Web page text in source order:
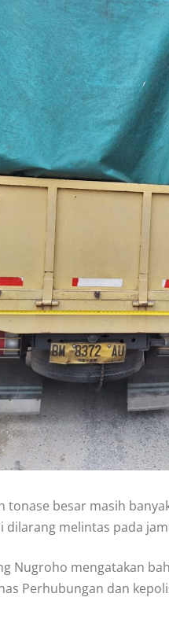
tonase besar masih
dilarang melintas pada
Nugroho mengatakan
Perhubungan dan